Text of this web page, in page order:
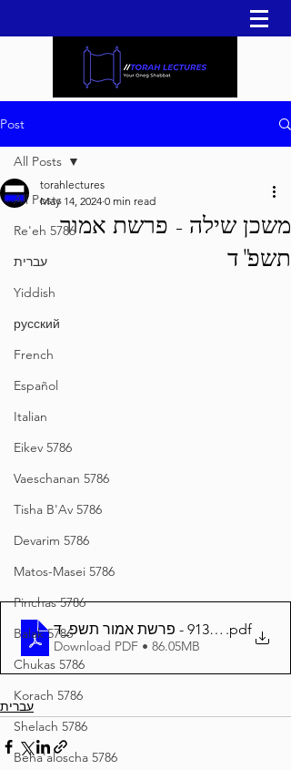
Post
All Posts
Re'eh 5786
עברית
Yiddish
русский
French
Español
Italian
Eikev 5786
Vaeschanan 5786
Tisha B'Av 5786
Devarim 5786
Matos-Masei 5786
Pinchas 5786
Balak 5786
Chukas 5786
Korach 5786
Shelach 5786
Beha'aloscha 5786
All Posts
משכן שילה - פרשת אמור
תשפ"ד
torahlectures
May 14, 2024 0 min read
משכן שילה 913 - פרשת אמור תשפ_ד
.pdf
Download PDF • 86.05MB
עברית